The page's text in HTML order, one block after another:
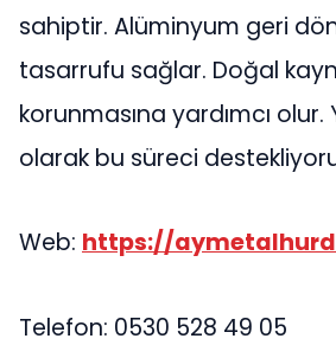
sahiptir. Alüminyum geri
tasarrufu sağlar. Doğal
korunmasına yardımcı olur.
olarak bu süreci
Web: https://
Telefon: 0530 528 49 05